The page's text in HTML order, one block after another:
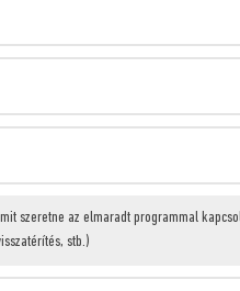
szeretne az elmaradt programmal
stb.)